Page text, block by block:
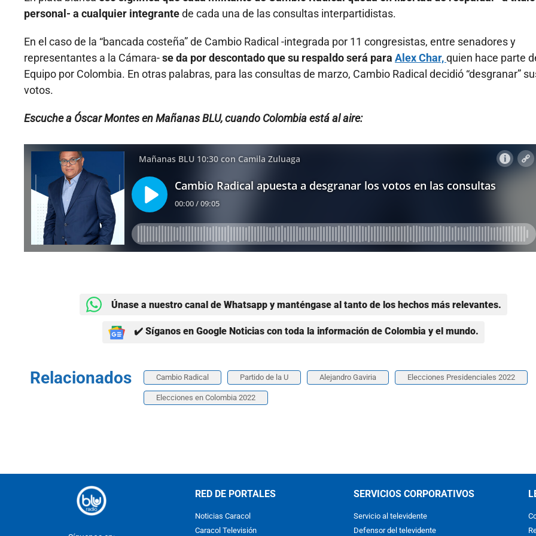
personal- a cualquier integrantede cada una de las consultas interpartidistas.
En el caso de la “bancada costeña” de Cambio Radical -integrada por 11 congresistas, entre senadores y
representantes a la Cámara-se da por descontado que su respaldo será para Alex Char,quien hace parte
Equipo por Colombia. En otras palabras, para las consultas de marzo, Cambio Radical decidió “desgranar”
votos.
Escuche a Óscar Montes en Mañanas BLU, cuando Colombia está al aire:
Únase a nuestro canal de Whatsapp y manténgase al tanto de los hechos más relevantes.
✔️ Síganos en Google Noticias con toda la información de Colombia y el mundo.
Relacionados Cambio Radical Partido de la U Alejandro Gaviria Elecciones Presidenciales 2022
Elecciones en Colombia 2022
RED DE PORTALES
Noticias Caracol
Caracol Televisión
SERVICIOS CORPORATIVOS
Servicio al televidente
Defensor del televidente